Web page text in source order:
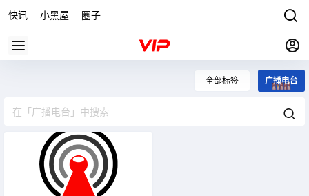
快讯 小黑屋 圈子
全部标签 广播电台